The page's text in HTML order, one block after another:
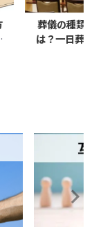
葬儀費用
開、どん